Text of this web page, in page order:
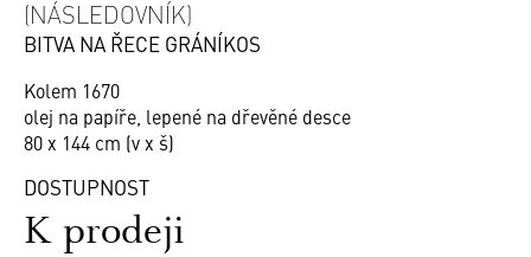
(NÁSLEDOVNÍK)
BITVA NA ŘECE GRÁNÍKOS
Kolem 1670
olej na papíře, lepené na dřevěné desce
80 x 144 cm (v x š)
DOSTUPNOST
K prodeji